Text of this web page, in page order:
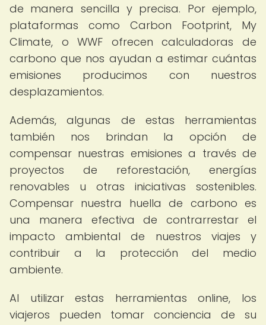
de manera sencilla y precisa. Por ejemplo,
plataformas como Carbon Footprint, My
Climate, o WWF ofrecen calculadoras de
carbono que nos ayudan a estimar cuántas
emisiones producimos con nuestros
desplazamientos.
Además, algunas de estas herramientas
también nos brindan la opción de
compensar nuestras emisiones a través de
proyectos de reforestación, energías
renovables u otras iniciativas sostenibles.
Compensar nuestra huella de carbono es
una manera efectiva de contrarrestar el
impacto ambiental de nuestros viajes y
contribuir a la protección del medio
ambiente.
Al utilizar estas herramientas online, los
viajeros pueden tomar conciencia de su